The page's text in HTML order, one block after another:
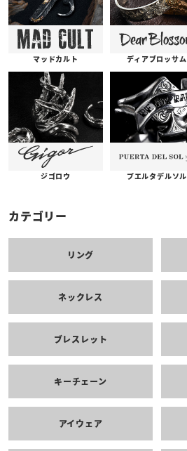
マッドカルト ディアブロッサム
ジゴロウ プエルタデルソル
カテゴリー
リング
ネックレス
ブレスレット
キーチェーン
アイウェア